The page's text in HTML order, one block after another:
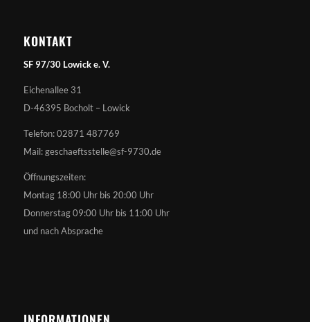
KONTAKT
SF 97/30 Lowick e. V.
Eichenallee 31
D-46395 Bocholt – Lowick
Telefon: 02871 487769
Mail: geschaeftsstelle@sf-9730.de
Öffnungszeiten:
Montag 18:00 Uhr bis 20:00 Uhr
Donnerstag 09:00 Uhr bis 11:00 Uhr
und nach Absprache